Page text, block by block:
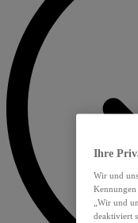
Ihre
Wir und
„Wir und
deaktiviert